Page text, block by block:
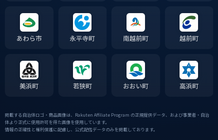
あわら市 永平寺町 南越前町 越前町
美浜町 若狭町 おおい町 高浜町
掲載する自治体ロゴ・商品画像は、Rakuten Affiliate Program の正規提供データ、および事業者・自治
体より正式に使用許可を得た画像を使用しています。
情報の正確性と権利保護に配慮し、公式配信データのみを掲載しております。